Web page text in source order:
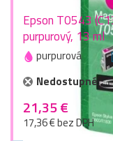
Epson T0543
purpurový, 13 ml
purpurová
Nedostupné
21,35 €
17,36 € bez DPH